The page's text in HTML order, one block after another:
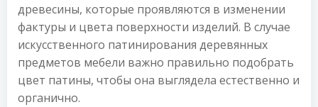
древесины, которые проявляются в изменении
фактуры и цвета поверхности изделий. В случае
искусственного патинирования деревянных
предметов мебели важно правильно подобрать
цвет патины, чтобы она выглядела естественно и
органично.